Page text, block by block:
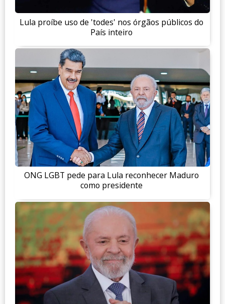
Lula proíbe uso de 'todes' nos órgãos públicos do
País inteiro
ONG LGBT pede para Lula reconhecer Maduro
como presidente